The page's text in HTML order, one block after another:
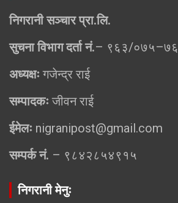
निगरानी सञ्चार प्रा.लि.
सुचना विभाग दर्ता नं.– ९६३/०७५–७६
अध्यक्षःगजेन्द्र राई
सम्पादकःजीवन राई
ईमेलः nigranipost@gmail.com
सम्पर्क नं. – ९८४२८५४९१५
निगरानी मेनुः